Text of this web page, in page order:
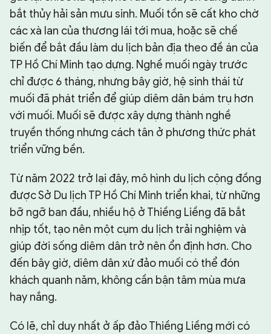
bắt thủy hải sản mưu sinh. Muối tồn sẽ cất kho chờ
các xà lan của thương lái tới mua, hoặc sẽ chế
biến để bắt đầu làm du lịch bản địa theo đề án của
TP Hồ Chí Minh tạo dựng. Nghề muối ngày trước
chỉ được 6 tháng, nhưng bây giờ, hệ sinh thái từ
muối đã phát triển để giúp diêm dân bám trụ hơn
với muối. Muối sẽ được xây dựng thành nghề
truyền thống nhưng cách tân ở phương thức phát
triển vững bền.
Từ năm 2022 trở lại đây, mô hình du lịch cộng đồng
được Sở Du lịch TP Hồ Chí Minh triển khai, từ những
bỡ ngỡ ban đầu, nhiều hộ ở Thiềng Liềng đã bắt
nhịp tốt, tạo nên một cụm du lịch trải nghiệm và
giúp đời sống diêm dân trở nên ổn định hơn. Cho
đến bây giờ, diêm dân xứ đảo muối có thể đón
khách quanh năm, không cần bận tâm mùa mưa
hay nắng.
Có lẽ, chỉ duy nhất ở ấp đảo Thiềng Liềng mới có